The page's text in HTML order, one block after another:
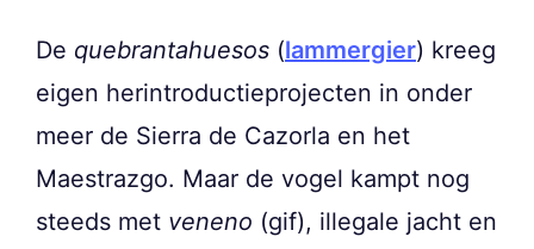
De quebrantahuesos (lammergier) kreeg
eigen herintroductieprojecten in onder
meer de Sierra de Cazorla en het
Maestrazgo. Maar de vogel kampt nog
steeds met veneno (gif), illegale jacht en